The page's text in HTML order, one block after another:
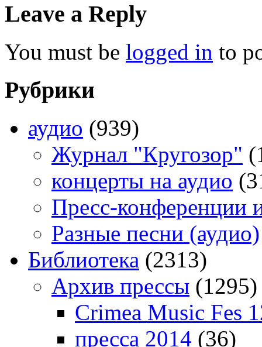
Leave a Reply
You must be logged in to
Рубрики
аудио (939)
Журнал "Кругозор"
концерты на аудио
Пресс-конференции
Разные песни (аудио)
Библиотека (2313)
Архив прессы (1295)
Crimea Music Fes
пресса 2014 (36)